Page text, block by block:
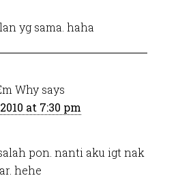
yg sama. haha
Why says
at 7:30 pm
pon. nanti aku igt nak
hehe